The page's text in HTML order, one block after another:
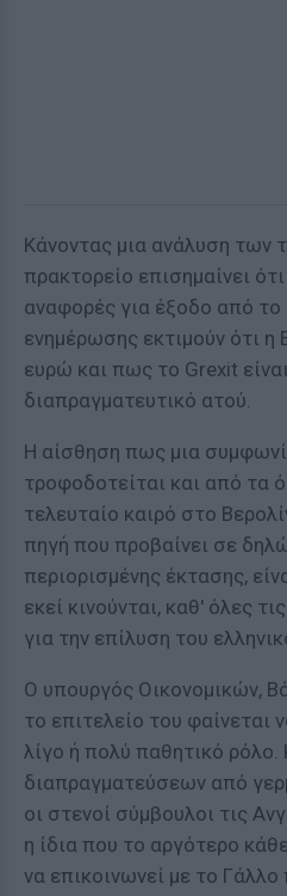
Κάνοντας μια ανάλυση των
πρακτορείο επισημαίνει
αναφορές για έξοδο από
ενημέρωσης εκτιμούν ότι η
ευρώ και πως το Grexit
διαπραγματευτικό ατού.
Η αίσθηση πως μια
τροφοδοτείται και από τα
τελευταίο καιρό στο
πηγή που προβαίνει σε
περιορισμένης έκτασης,
εκεί κινούνται, καθ' όλες
για την επίλυση του
Ο υπουργός Οικονομικών,
το επιτελείο του φαίνεται
λίγο ή πολύ παθητικό ρόλο.
διαπραγματεύσεων από
οι στενοί σύμβουλοι τις
η ίδια που το αργότερο
να επικοινωνεί με το